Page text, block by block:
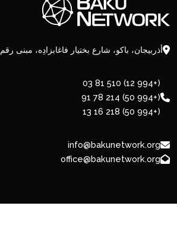
أذربيجان، باكو، شارع بختيار فاغابزادِه، مبنى رقم 14.
(+994 12) 510 81 03
(+994 50) 214 78 91
(+994 50) 218 16 13
info@bakunetwork.org
office@bakunetwork.org